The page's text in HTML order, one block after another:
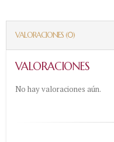
VALORACIONES (0)
VALORACIONES
No hay valoraciones aún.